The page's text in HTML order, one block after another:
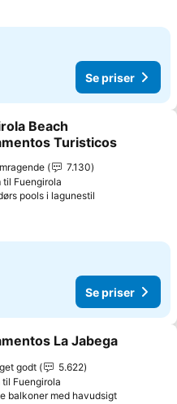
Se priser
til favoritter
Beach
Turisticos
7.130
til Fuengirola
pools i lagunestil
Se priser
til favoritter
La Jabega
godt
5.622
til Fuengirola
balkoner med havudsigt